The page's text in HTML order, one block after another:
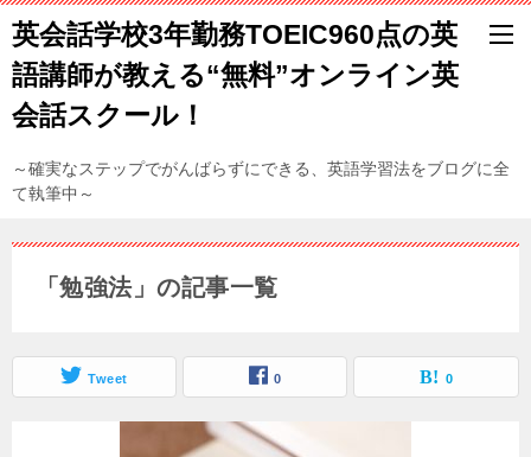
英会話学校3年勤務TOEIC960点の英
語講師が教える“無料”オンライン英
会話スクール！
～確実なステップでがんばらずにできる、英語学習法をブログに全
て執筆中～
「勉強法」の記事一覧
Tweet 0 0